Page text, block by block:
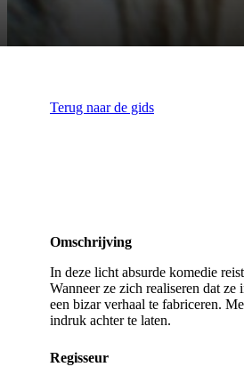
Terug naar de gids
Omschrijving
In deze licht absurde komedie
Wanneer ze zich realiseren dat
een bizar verhaal te fabriceren.
indruk achter te laten.
Regisseur